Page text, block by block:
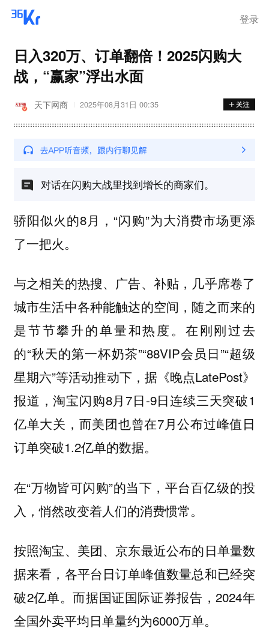
登录
日入320万、订单翻倍！2025闪购大
战，“赢家”浮出水面
天下网商 2025年08月31日 00:35
对话在闪购大战里找到增长的商家们。
骄阳似火的8月，“闪购”为大消费市场更添
了一把火。
与之相关的热搜、广告、补贴，几乎席卷了
城市生活中各种能触达的空间，随之而来的
是节节攀升的单量和热度。在刚刚过去
的“秋天的第一杯奶茶”“88VIP会员日”“超级
星期六”等活动推动下，据《晚点LatePost》
报道，淘宝闪购8月7日-9日连续三天突破1
亿单大关，而美团也曾在7月公布过峰值日
订单突破1.2亿单的数据。
在“万物皆可闪购”的当下，平台百亿级的投
入，悄然改变着人们的消费惯常。
按照淘宝、美团、京东最近公布的日单量数
据来看，各平台日订单峰值数量总和已经突
破2亿单。而据国证国际证券报告，2024年
全国外卖平均日单量约为6000万单。